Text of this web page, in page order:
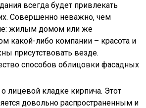
всегда будет привлекать
Совершенно неважно, чем
жилым домом или же
какой-либо компании – красота и
присутствовать везде.
способов облицовки фасадных
лицевой кладке кирпича. Этот
довольно распространенным и